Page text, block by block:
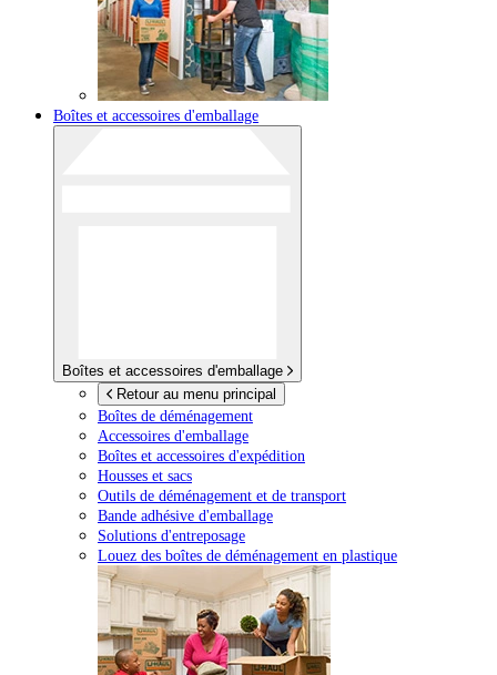
Boîtes et accessoires d'emballage
Boîtes et accessoires d'emballage
Retour au menu principal
Boîtes de déménagement
Accessoires d'emballage
Boîtes et accessoires d'expédition
Housses et sacs
Outils de déménagement et de transport
Bande adhésive d'emballage
Solutions d'entreposage
Louez des boîtes de déménagement en plastique